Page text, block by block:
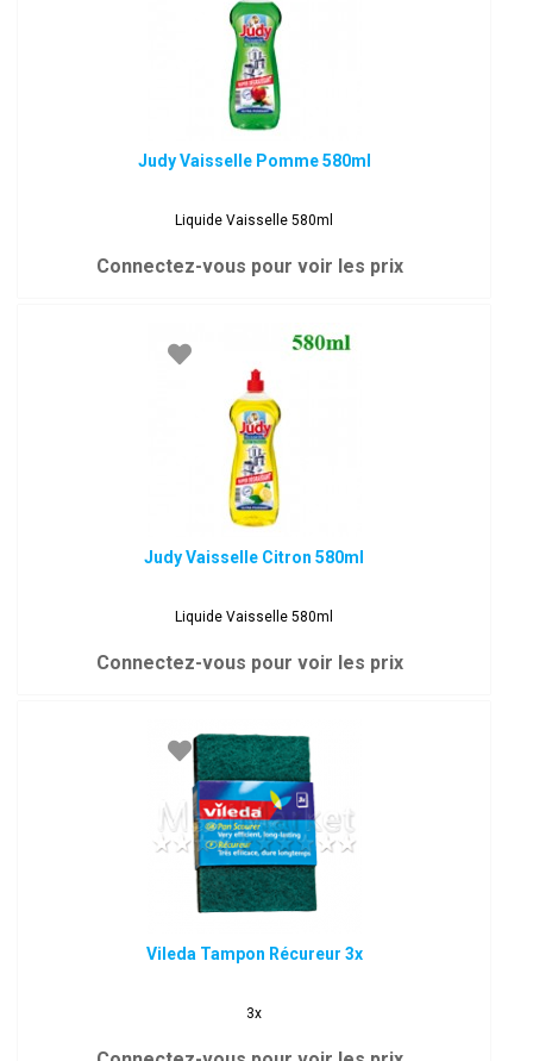
Judy Vaisselle Pomme 580ml
Liquide Vaisselle 580ml
Connectez-vous pour voir les prix
Judy Vaisselle Citron 580ml
Liquide Vaisselle 580ml
Connectez-vous pour voir les prix
Vileda Tampon Récureur 3x
3x